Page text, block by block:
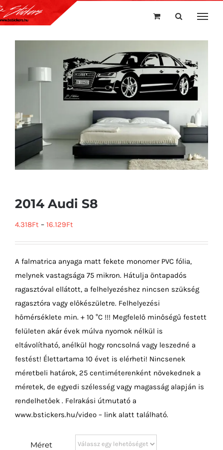
Kihagyás
2014 Audi S8
4.318Ft – 16.129Ft
A falmatrica anyaga matt fekete monomer PVC fólia,
melynek vastagsága 75 mikron. Hátulja öntapadós
ragasztóval ellátott, a felhelyezéshez nincsen szükség
ragasztóra vagy előkészületre. Felhelyezési
hőmérséklete min. + 10 °C !!! Megfelelő minőségű festett
felületen akár évek múlva nyomok nélkül is
eltávolítható, anélkül hogy roncsolná vagy leszedné a
festést! Élettartama 10 évet is elérheti! Nincsenek
méretbeli határok, 25 centiméterenként növekednek a
méretek, de egyedi szélesség vagy magasság alapján is
rendelhetőek . Felrakási útmutató a
www.bstickers.hu/video – link alatt található.
Méret